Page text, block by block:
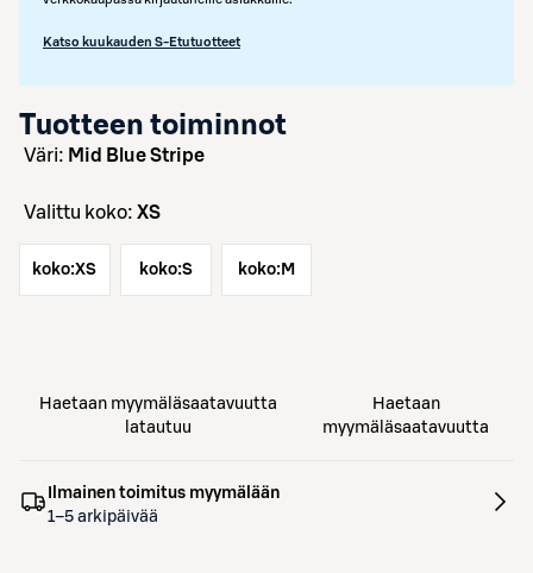
Katso kuukauden S-Etutuotteet
Tuotteen toiminnot
väri: Mid Blue Stripe
Valittu koko: XS
koko:XS koko:S koko: M
Haetaan myymäläsaatavuutta
latautuu
Haetaan
myymäläsaatavuutta
Ilmainen toimitus myymälään
1–5 arkipäivää